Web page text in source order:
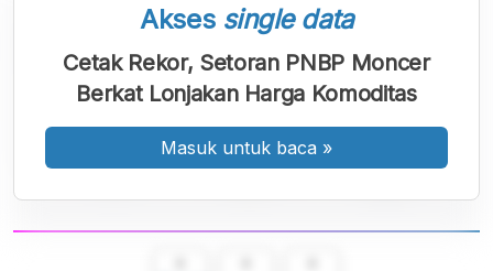
Akses single data
Cetak Rekor, Setoran PNBP Moncer
Berkat Lonjakan Harga Komoditas
Masuk untuk baca »